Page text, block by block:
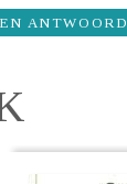
ANTWOORD